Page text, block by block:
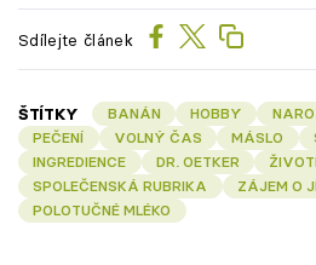
Sdílejte článek
ŠTÍTKY BANÁN HOBBY
PEČENÍ
VOLNÝ ČAS MÁSLO
INGREDIENCE
DR. OETKER
SPOLEČENSKÁ RUBRIKA
ZÁJEM O
POLOTUČNÉ MLÉKO